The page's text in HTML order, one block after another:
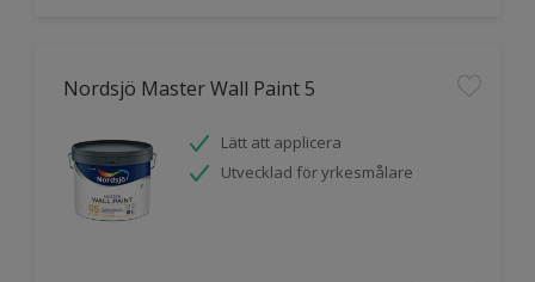
Nordsjö Master Wall Paint 5
Lätt att applicera
Utvecklad för yrkesmålare